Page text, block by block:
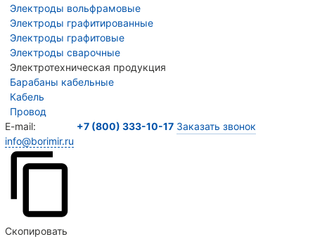
Электроды вольфрамовые
Электроды графитированные
Электроды графитовые
Электроды сварочные
Электротехническая продукция
Барабаны кабельные
Кабель
Провод
E-mail:
info@borimir.ru
Скопировать
+7 (800) 333-10-17 Заказать звонок